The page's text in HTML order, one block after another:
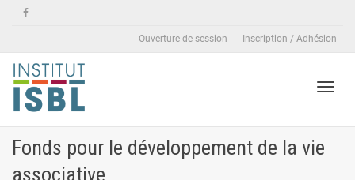
Ouverture de session Inscription / Adhésion
Fonds pour le développement de la vie
associative